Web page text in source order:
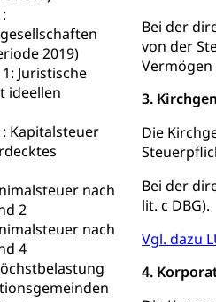
2019)
Juristische
ideellen
Kapitalsteuer
nach
2
nach
4
Bei der
von der
3.
Die
Bei der
lit. c DBG).
Vgl. dazu
4.
Hunde
Sicherheit
Armee
Militär,